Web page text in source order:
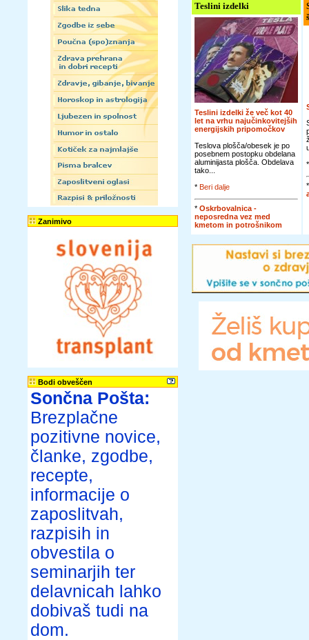
Zanimivo
Bodi obveščen
Sončna Pošta:
Brezplačne
pozitivne novice,
članke, zgodbe,
recepte,
informacije o
zaposlitvah,
razpisih in
obvestila o
seminarjih ter
delavnicah lahko
dobivaš tudi na
dom.
Teslini izdelki
Teslini izdelki že več kot 40
let na vrhu najučinkovitejših
energijskih pripomočkov
Teslova plošča/obesek je po
posebnem postopku obdelana
aluminijasta plošča. Obdelava
tako...
* Beri dalje
* Oskrbovalnica -
neposredna vez med
kmetom in potrošnikom